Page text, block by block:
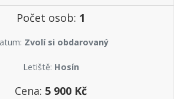
Počet osob: 1
Zvolí si obdarovaný
Letiště: Hosín
Cena: 5 900 Kč